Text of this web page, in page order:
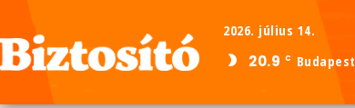
2026. július 14.
20.9 C Budapest